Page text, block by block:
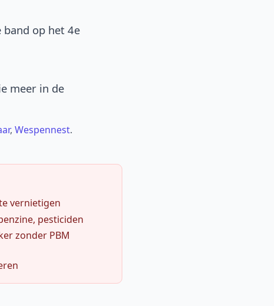
op het 4e
meer in de
, Wespennest.
vernietigen
pesticiden
zonder PBM